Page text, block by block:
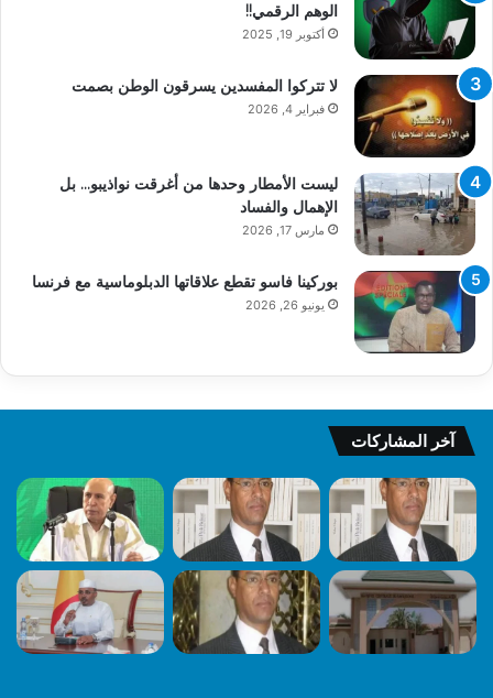
الوهم الرقمي!!
أكتوبر 19, 2025
لا تتركوا المفسدين يسرقون الوطن بصمت
فبراير 4, 2026
ليست الأمطار وحدها من أغرقت نواذيبو… بل
الإهمال والفساد
مارس 17, 2026
بوركينا فاسو تقطع علاقاتها الدبلوماسية مع فرنسا
يونيو 26, 2026
آخر المشاركات